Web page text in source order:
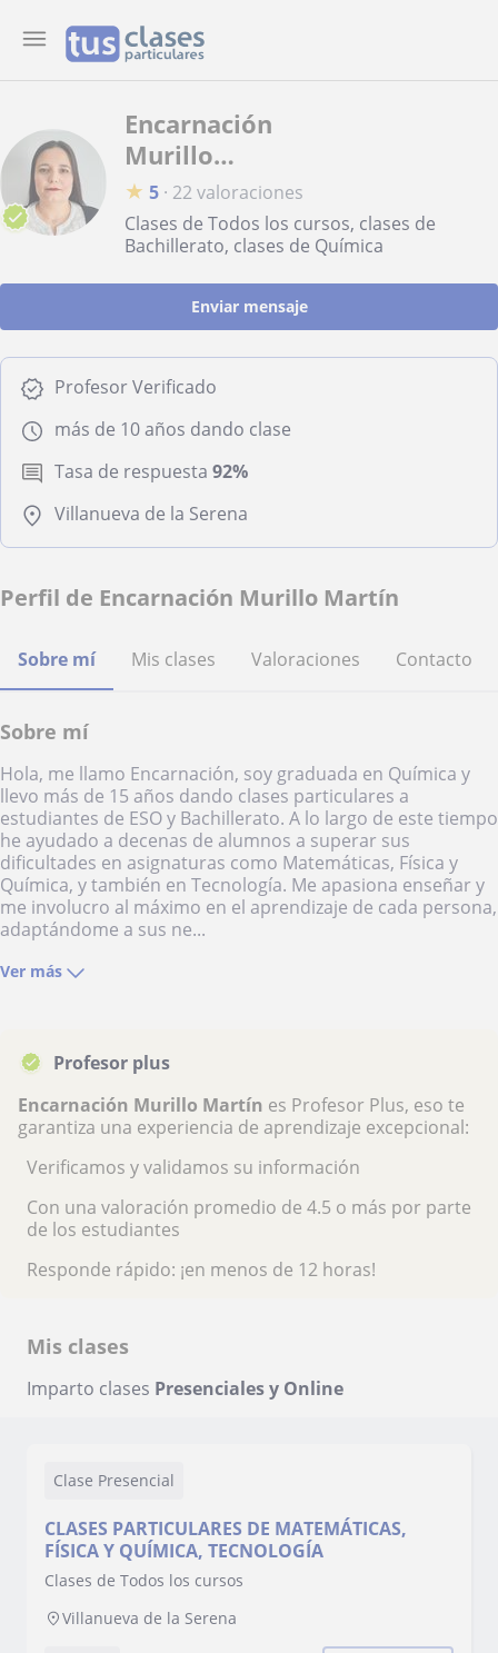
Encarnación
Murillo
Martín
★ 5 · 22 valoraciones
Clases de Todos los cursos, clases de
Bachillerato, clases de Química
Enviar mensaje
Profesor Verificado
más de 10 años dando clase
Tasa de respuesta 92%
Villanueva de la Serena
Perfil de Encarnación Murillo Martín
Sobre mí Mis clases Valoraciones Contacto
Sobre mí
Hola, me llamo Encarnación, soy graduada en Química y
llevo más de 15 años dando clases particulares a
estudiantes de ESO y Bachillerato. A lo largo de este tiempo
he ayudado a decenas de alumnos a superar sus
dificultades en asignaturas como Matemáticas, Física y
Química, y también en Tecnología. Me apasiona enseñar y
me involucro al máximo en el aprendizaje de cada persona,
adaptándome a sus ne...
Ver más
Profesor plus
Encarnación Murillo Martín es Profesor Plus, eso te
garantiza una experiencia de aprendizaje excepcional:
Verificamos y validamos su información
Con una valoración promedio de 4.5 o más por parte
de los estudiantes
Responde rápido: ¡en menos de 12 horas!
Mis clases
Imparto clases Presenciales y Online
Clase Presencial
CLASES PARTICULARES DE MATEMÁTICAS,
FÍSICA Y QUÍMICA, TECNOLOGÍA
Clases de Todos los cursos
Villanueva de la Serena